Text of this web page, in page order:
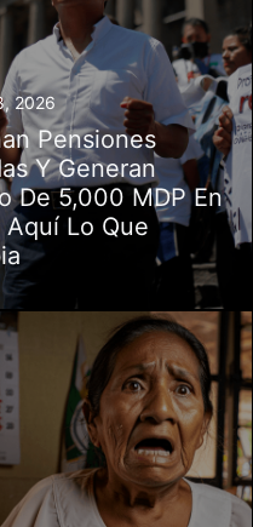
2026
Pensiones
Y Generan
De 5,000 MDP En
Lo Que